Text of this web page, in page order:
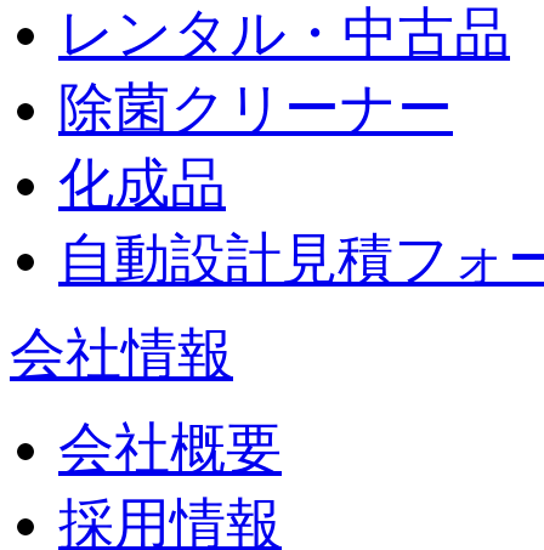
レンタル・中古品
除菌クリーナー
化成品
自動設計見積フォ
会社情報
会社概要
採用情報